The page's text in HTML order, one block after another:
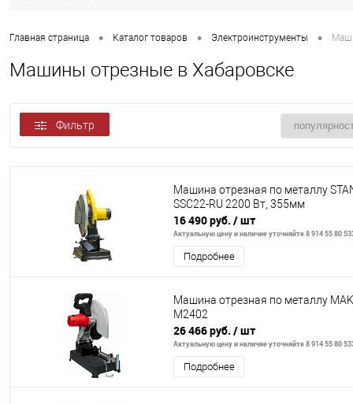
Главная страница • Каталог товаров • Электроинструменты •
Машины отрезные в Хабаровске
Фильтр
Машина отрезная по металлу
SSC22-RU 2200 Вт, 355мм
16 490 руб. / шт
Актуальную цену и наличие уточняйте 8 914 55 80
Подробнее
Машина отрезная по металлу
M2402
26 466 руб. / шт
Актуальную цену и наличие уточняйте 8 914 55 80
Подробнее